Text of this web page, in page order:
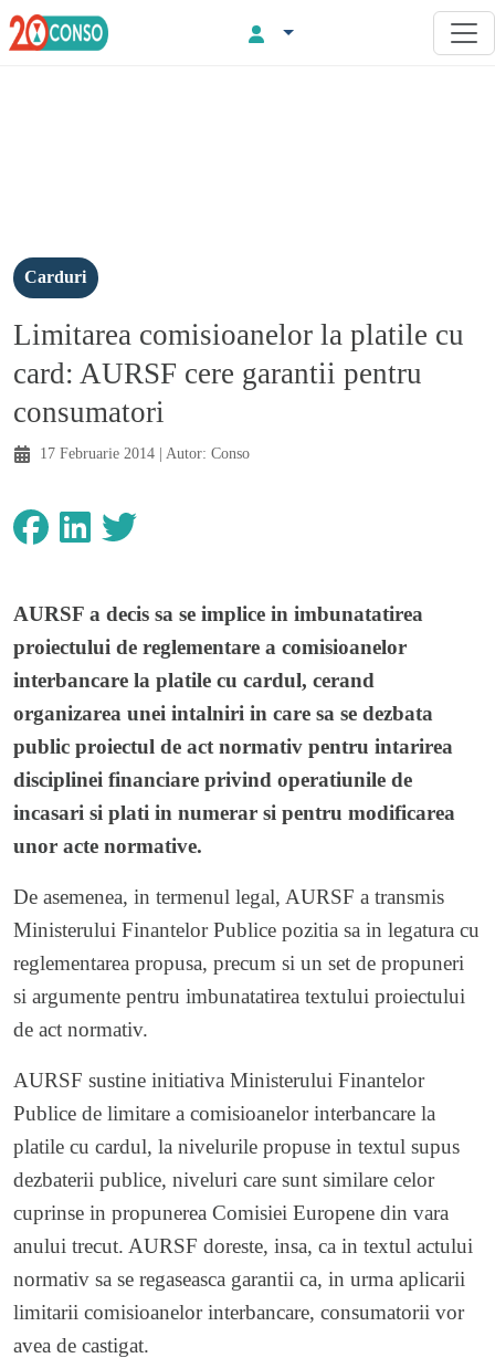
Carduri
Limitarea comisioanelor la platile cu
card: AURSF cere garantii pentru
consumatori
17 Februarie 2014 | Autor: Conso
AURSF a decis sa se implice in imbunatatirea
proiectului de reglementare a comisioanelor
interbancare la platile cu cardul, cerand
organizarea unei intalniri in care sa se dezbata
public proiectul de act normativ pentru intarirea
disciplinei financiare privind operatiunile de
incasari si plati in numerar si pentru modificarea
unor acte normative.
De asemenea, in termenul legal, AURSF a transmis
Ministerului Finantelor Publice pozitia sa in legatura cu
reglementarea propusa, precum si un set de propuneri
si argumente pentru imbunatatirea textului proiectului
de act normativ.
AURSF sustine initiativa Ministerului Finantelor
Publice de limitare a comisioanelor interbancare la
platile cu cardul, la nivelurile propuse in textul supus
dezbaterii publice, niveluri care sunt similare celor
cuprinse in propunerea Comisiei Europene din vara
anului trecut. AURSF doreste, insa, ca in textul actului
normativ sa se regaseasca garantii ca, in urma aplicarii
limitarii comisioanelor interbancare, consumatorii vor
avea de castigat.